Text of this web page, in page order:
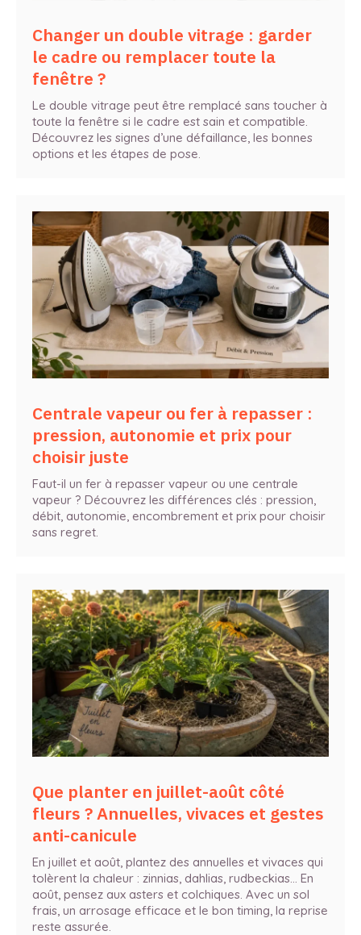
Changer un double vitrage : garder
le cadre ou remplacer toute la
fenêtre ?
Le double vitrage peut être remplacé sans toucher à
toute la fenêtre si le cadre est sain et compatible.
Découvrez les signes d’une défaillance, les bonnes
options et les étapes de pose.
Centrale vapeur ou fer à repasser :
pression, autonomie et prix pour
choisir juste
Faut-il un fer à repasser vapeur ou une centrale
vapeur ? Découvrez les différences clés : pression,
débit, autonomie, encombrement et prix pour choisir
sans regret.
Que planter en juillet-août côté
fleurs ? Annuelles, vivaces et gestes
anti-canicule
En juillet et août, plantez des annuelles et vivaces qui
tolèrent la chaleur : zinnias, dahlias, rudbeckias… En
août, pensez aux asters et colchiques. Avec un sol
frais, un arrosage efficace et le bon timing, la reprise
reste assurée.